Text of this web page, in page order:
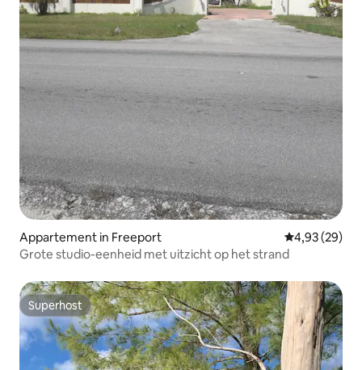
Appartement in Freeport Gemiddelde
4,93 (29)
Grote studio-eenheid met uitzicht op het strand
Superhost
Superhost